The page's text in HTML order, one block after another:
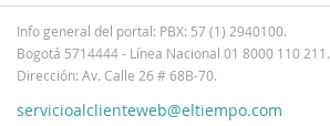
Info general del portal: PBX: 57 (1) 2940100.
Bogotá 5714444 - Línea Nacional 01 8000 110 211.
Dirección: Av. Calle 26 # 68B-70.
servicioalclienteweb@eltiempo.com